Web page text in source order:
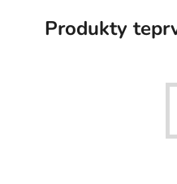
Produkty